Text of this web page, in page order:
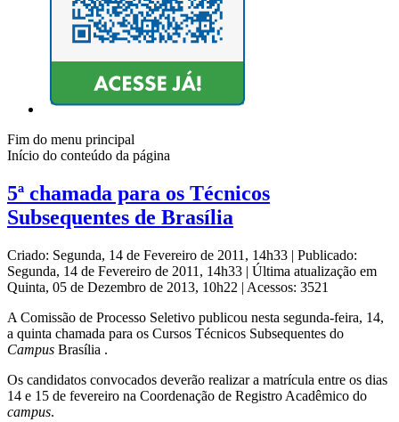
Fim do menu principal
Início do conteúdo da página
5ª chamada para os Técnicos
Subsequentes de Brasília
Criado: Segunda, 14 de Fevereiro de 2011, 14h33 | Publicado:
Segunda, 14 de Fevereiro de 2011, 14h33 | Última atualização em
Quinta, 05 de Dezembro de 2013, 10h22 | Acessos: 3521
A Comissão de Processo Seletivo publicou nesta segunda-feira, 14,
a quinta chamada para os Cursos Técnicos Subsequentes do
Campus Brasília .
Os candidatos convocados deverão realizar a matrícula entre os dias
14 e 15 de fevereiro na Coordenação de Registro Acadêmico do
campus.